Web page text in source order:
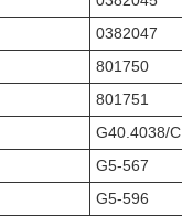
0382047
801750
801751
G40.4038/C
G5-567
G5-596